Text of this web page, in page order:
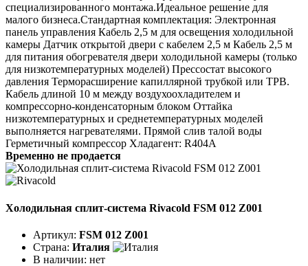
специализированного монтажа.Идеальное решение для
малого бизнеса.Стандартная комплектация: Электронная
панель управления Кабель 2,5 м для освещения холодильной
камеры Датчик открытой двери с кабелем 2,5 м Кабель 2,5 м
для питания обогревателя двери холодильной камеры (только
для низкотемпературных моделей) Прессостат высокого
давления Терморасширение капиллярной трубкой или ТРВ.
Кабель длиной 10 м между воздухоохладителем и
компрессорно-конденсаторным блоком Оттайка
низкотемпературных и среднетемпературных моделей
выполняется нагревателями. Прямой слив талой воды
Герметичный компрессор Хладагент: R404A
Временно не продается
Холодильная сплит-система Rivacold FSM 012 Z001
Артикул: FSM 012 Z001
Страна: Италия
В наличии: нет